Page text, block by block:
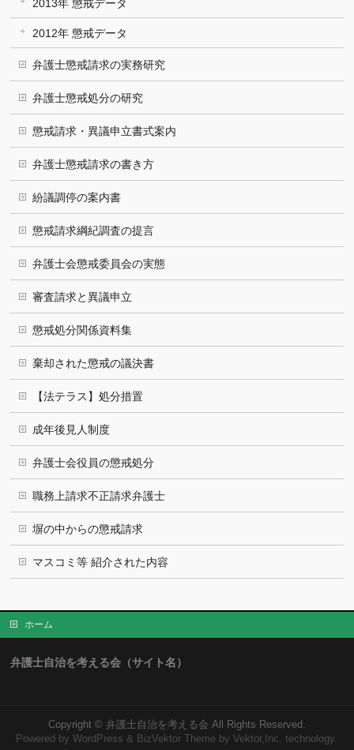
2013年 懲戒データ
2012年 懲戒データ
弁護士懲戒請求の実務研究
弁護士懲戒処分の研究
懲戒請求・異議申立書式案内
弁護士懲戒請求の書き方
紛議調停の案内書
懲戒請求綱紀調査の提言
弁護士会懲戒委員会の実態
審査請求と異議申立
懲戒処分関係資料集
棄却された懲戒の議決書
【法テラス】処分措置
成年後見人制度
弁護士会役員の懲戒処分
職務上請求不正請求弁護士
塀の中からの懲戒請求
マスコミ等 紹介された内容
ホーム
弁護士自治を考える会（サイト名）
Copyright © 弁護士自治を考える会 All Rights Reserved.
Powered byWordPress & BizVektor Theme by Vektor,Inc. technology.